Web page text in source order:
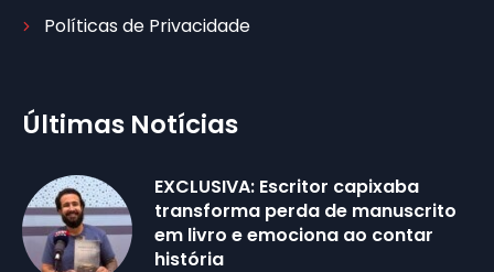
Políticas de Privacidade
Últimas Notícias
EXCLUSIVA: Escritor capixaba
transforma perda de manuscrito
em livro e emociona ao contar
história